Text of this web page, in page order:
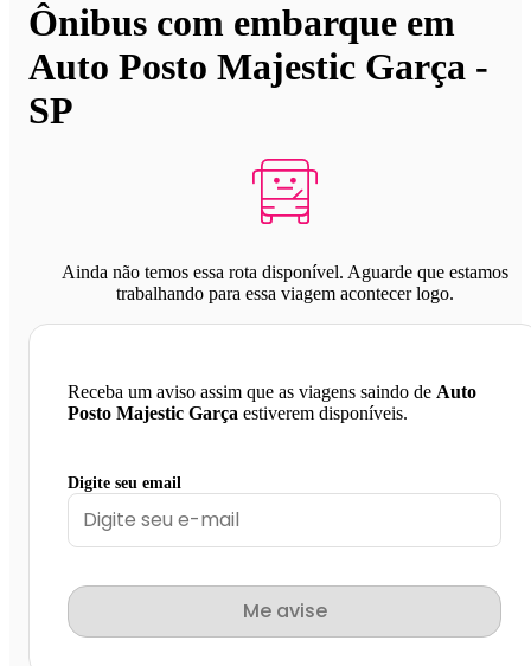
Ônibus com embarque em
Auto Posto Majestic Garça -
SP
Ainda não temos essa rota disponível. Aguarde que estamos
trabalhando para essa viagem acontecer logo.
Receba um aviso assim que as viagens saindo de Auto
Posto Majestic Garça estiverem disponíveis.
Digite seu email
Me avise